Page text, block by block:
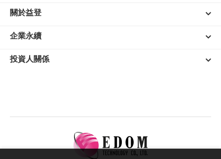
關於益登
企業永續
投資人關係